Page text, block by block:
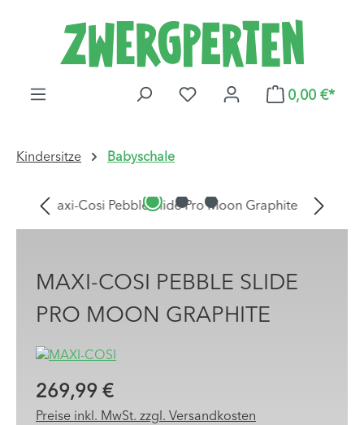
Zum Hauptinhalt springen
DU HAST 0 PRODUKTE AUF
0,00 €*
Kindersitze Babyschale
Bildergalerie überspringen
MAXI-COSI PEBBLE SLIDE
PRO MOON GRAPHITE
269,99 €
Preise inkl. MwSt. zzgl. Versandkosten